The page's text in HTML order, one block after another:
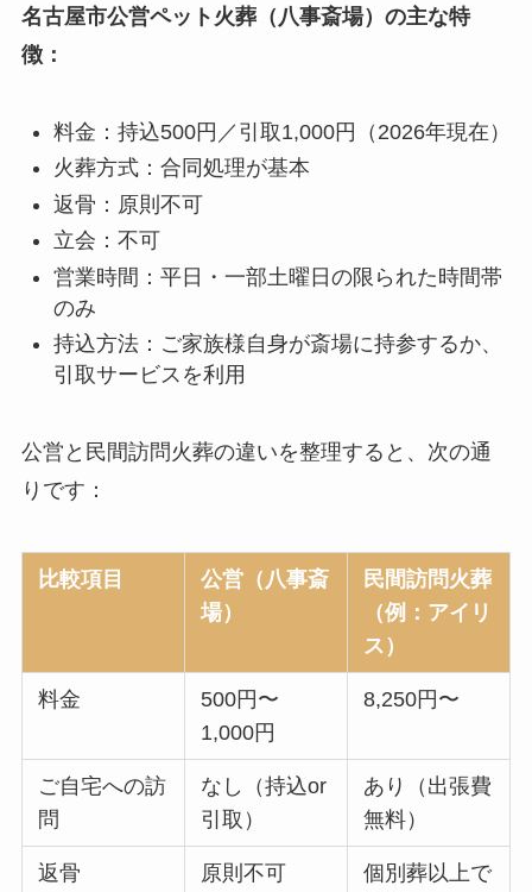
名古屋市公営ペット火葬（八事斎場）の主な特
徴：
料金：持込500円／引取1,000円（2026年現在）
火葬方式：合同処理が基本
返骨：原則不可
立会：不可
営業時間：平日・一部土曜日の限られた時間帯
のみ
持込方法：ご家族様自身が斎場に持参するか、
引取サービスを利用
公営と民間訪問火葬の違いを整理すると、次の通
りです：
比較項目
公営（八事斎
場）
民間訪問火葬
（例：アイリ
ス）
料金
500円〜
1,000円
8,250円〜
ご自宅への訪
問
なし（持込or
引取）
あり（出張費
無料）
返骨 原則不可
個別葬以上で